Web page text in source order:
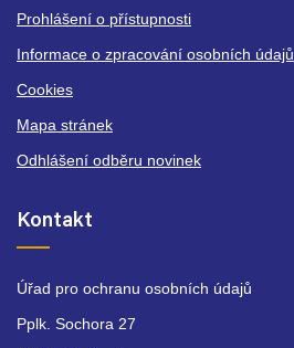
Prohlášení o přístupnosti
Informace o zpracování osobních údajů
Cookies
Mapa stránek
Odhlášení odběru novinek
Kontakt
Úřad pro ochranu osobních údajů
Pplk. Sochora 27